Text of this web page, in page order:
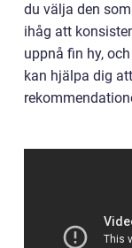
du välja den
ihåg att
uppnå fin hy,
kan hjälpa dig